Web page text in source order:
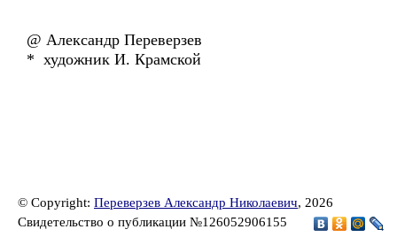
@ Александр Переверзев
* художник И. Крамской
© Copyright: Переверзев Александр Николаевич, 2026
Свидетельство о публикации №126052906155